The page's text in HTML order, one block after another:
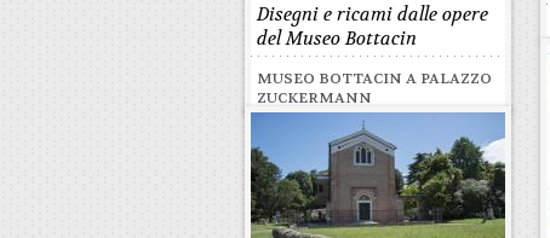
Disegni e ricami dalle opere
del Museo Bottacin
MUSEO BOTTACIN A PALAZZO
ZUCKERMANN